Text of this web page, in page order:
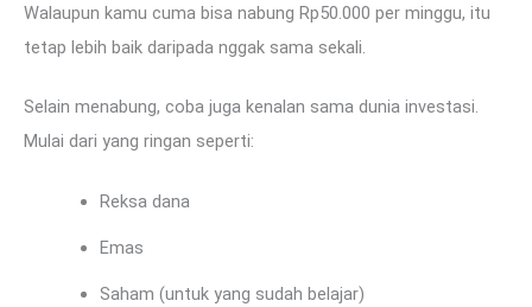
Walaupun kamu cuma bisa nabung Rp50.000 per minggu, itu
tetap lebih baik daripada nggak sama sekali.
Selain menabung, coba juga kenalan sama dunia investasi.
Mulai dari yang ringan seperti:
Reksa dana
Emas
Saham (untuk yang sudah belajar)